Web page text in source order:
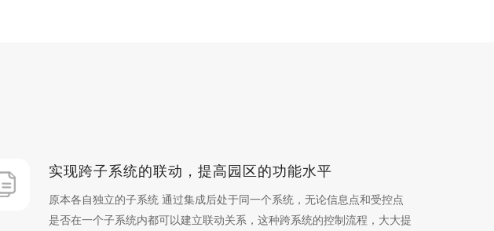
实现跨子系统的联动，提高园区的功能水平
原本各自独立的子系统 通过集成后处于同一个系统，无论信息点和受控点
是否在一个子系统内都可以建立联动关系，这种跨系统的控制流程，大大提